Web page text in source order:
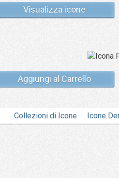
Visualizza icone
Aggiungi al Carrello
Collezioni di Icone Icone